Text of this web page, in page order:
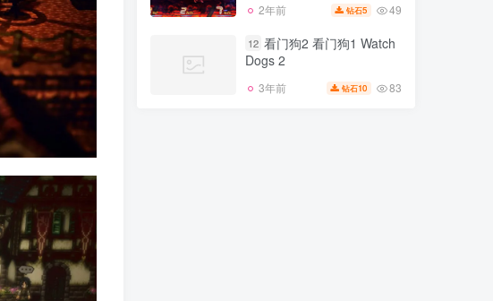
2年前 钻石5 49
12 看门狗2 看门狗1 Watch
Dogs 2
3年前 钻石10 83
11 战斗狂怒 Fight’N Rage
中文汉化
2年前
12 看门狗2 看门狗1 Watch